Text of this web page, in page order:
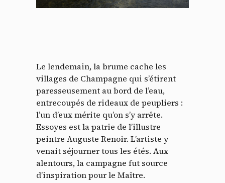
Le lendemain, la brume cache les
villages de Champagne qui s’étirent
paresseusement au bord de l’eau,
entrecoupés de rideaux de peupliers :
l’un d’eux mérite qu’on s’y arrête.
Essoyes est la patrie de l’illustre
peintre Auguste Renoir. L’artiste y
venait séjourner tous les étés. Aux
alentours, la campagne fut source
d’inspiration pour le Maître.